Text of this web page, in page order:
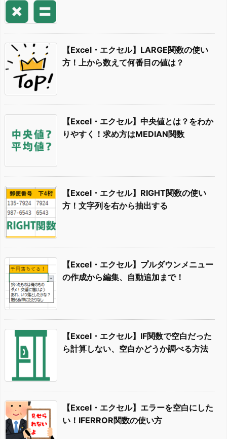
【Excel・エクセル】LARGE関数の使い
方！上から数えて何番目の値は？
【Excel・エクセル】中央値とは？をわか
りやすく！求め方はMEDIAN関数
【Excel・エクセル】RIGHT関数の使い
方！文字列を右から抽出する
【Excel・エクセル】プルダウンメニュー
の作成から編集、自動追加まで！
【Excel・エクセル】IF関数で空白だった
ら計算しない、空白かどうか調べる方法
【Excel・エクセル】エラーを空白にした
い！IFERROR関数の使い方